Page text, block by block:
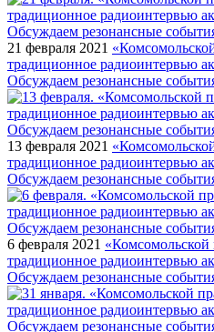
21 февраля 2021
традиционное радиоинтервью
Обсуждаем резонансные
13 февраля 2021
традиционное радиоинтервью
Обсуждаем резонансные
6 февраля 2021 «Комсомольской
традиционное радиоинтервью
Обсуждаем резонансные